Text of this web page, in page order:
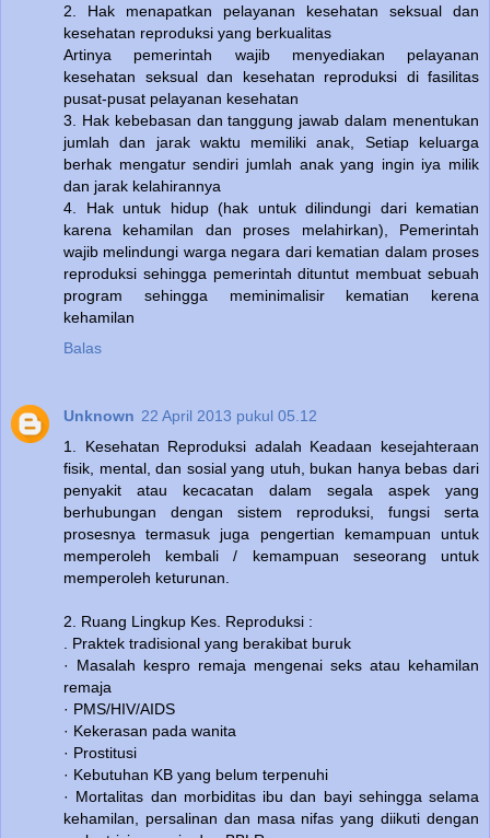
2. Hak menapatkan pelayanan kesehatan seksual dan
kesehatan reproduksi yang berkualitas
Artinya pemerintah wajib menyediakan pelayanan
kesehatan seksual dan kesehatan reproduksi di fasilitas
pusat-pusat pelayanan kesehatan
3. Hak kebebasan dan tanggung jawab dalam menentukan
jumlah dan jarak waktu memiliki anak, Setiap keluarga
berhak mengatur sendiri jumlah anak yang ingin iya milik
dan jarak kelahirannya
4. Hak untuk hidup (hak untuk dilindungi dari kematian
karena kehamilan dan proses melahirkan), Pemerintah
wajib melindungi warga negara dari kematian dalam proses
reproduksi sehingga pemerintah dituntut membuat sebuah
program sehingga meminimalisir kematian kerena
kehamilan
Balas
Unknown 22 April 2013 pukul 05.12
1. Kesehatan Reproduksi adalah Keadaan kesejahteraan
fisik, mental, dan sosial yang utuh, bukan hanya bebas dari
penyakit atau kecacatan dalam segala aspek yang
berhubungan dengan sistem reproduksi, fungsi serta
prosesnya termasuk juga pengertian kemampuan untuk
memperoleh kembali / kemampuan seseorang untuk
memperoleh keturunan.
2. Ruang Lingkup Kes. Reproduksi :
. Praktek tradisional yang berakibat buruk
· Masalah kespro remaja mengenai seks atau kehamilan
remaja
· PMS/HIV/AIDS
· Kekerasan pada wanita
· Prostitusi
· Kebutuhan KB yang belum terpenuhi
· Mortalitas dan morbiditas ibu dan bayi sehingga selama
kehamilan, persalinan dan masa nifas yang diikuti dengan